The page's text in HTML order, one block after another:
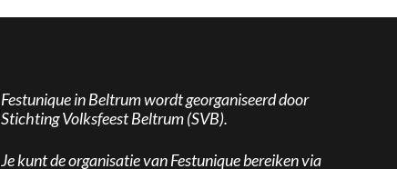
Festunique in Beltrum wordt georganiseerd door
Stichting Volksfeest Beltrum (SVB).
Je kunt de organisatie van Festunique bereiken via